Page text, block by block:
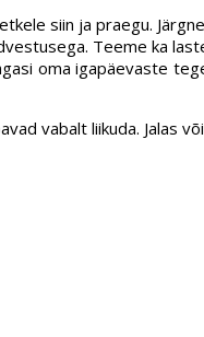
siin ja praegu.
Teeme ka
oma igapäevaste
vabalt liikuda.